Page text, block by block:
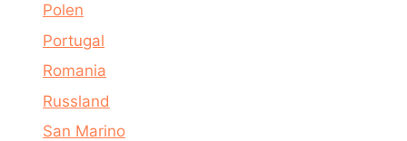
Polen
Portugal
Romania
Russland
San Marino